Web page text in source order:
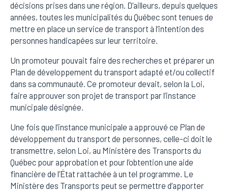
décisions prises dans une région. D’ailleurs, depuis quelques
années, toutes les municipalités du Québec sont tenues de
mettre en place un service de transport à l’intention des
personnes handicapées sur leur territoire.
Un promoteur pouvait faire des recherches et préparer un
Plan de développement du transport adapté et/ou collectif
dans sa communauté. Ce promoteur devait, selon la Loi,
faire approuver son projet de transport par l’instance
municipale désignée.
Une fois que l’instance municipale a approuvé ce Plan de
développement du transport de personnes, celle-ci doit le
transmettre, selon Loi, au Ministère des Transports du
Québec pour approbation et pour l’obtention une aide
financière de l’État rattachée à un tel programme. Le
Ministère des Transports peut se permettre d’apporter